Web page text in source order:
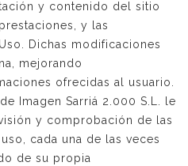
y contenido del sitio
y las
Dichas modificaciones
mejorando
ofrecidas al usuario.
Imagen Sarriá 2.000 S.L. le
y comprobación de las
cada una de las veces
de su propia